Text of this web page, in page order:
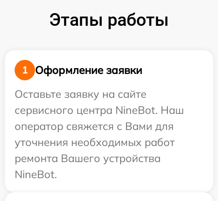
Этапы работы
1
Оформление заявки
Оставьте заявку на сайте
сервисного центра NineBot. Наш
оператор свяжется с Вами для
уточнения необходимых работ
ремонта Вашего устройства
NineBot.